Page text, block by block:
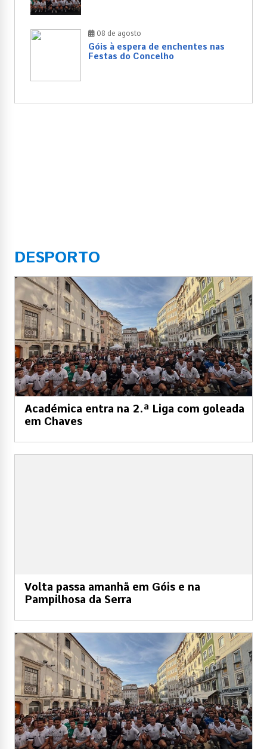
08 de agosto
Góis à espera de enchentes nas
Festas do Concelho
DESPORTO
Académica entra na 2.ª Liga com goleada
em Chaves
Volta passa amanhã em Góis e na
Pampilhosa da Serra